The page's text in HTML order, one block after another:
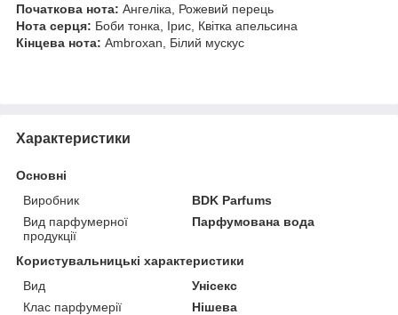
Початкова нота: Ангеліка, Рожевий перець
Нота серця: Боби тонка, Ірис, Квітка апельсина
Кінцева нота: Ambroxan, Білий мускус
Характеристики
Основні
Виробник
BDK Parfums
Вид парфумерної
продукції
Парфумована вода
Користувальницькі характеристики
Вид
Унісекс
Клас парфумерії
Нішева